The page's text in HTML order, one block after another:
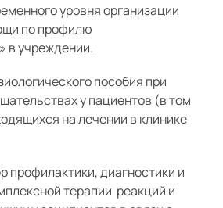
уровня организации
по профилю
в учреждении.
пособия при
у пациентов (в том
на лечении в клинике
профилактики, диагностики и
терапии реакций и